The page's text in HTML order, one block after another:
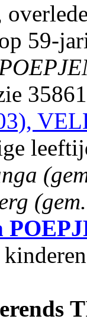
59-